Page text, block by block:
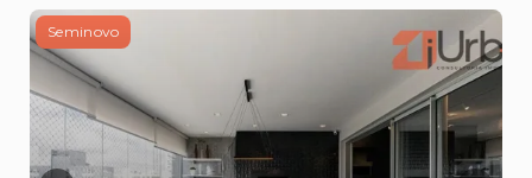
Seminovo